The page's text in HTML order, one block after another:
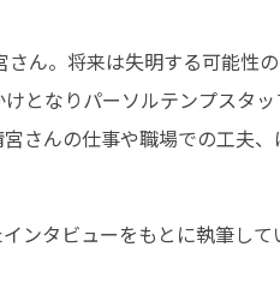
ん。将来は失明する可能性
となりパーソルテンプスタ
さんの仕事や職場での工夫、
ンタビューをもとに執筆して